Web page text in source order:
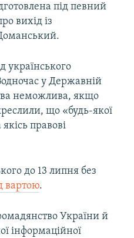
під певний
вихід із
українського
у Державній
неможлива, якщо
що «будь-якої
правові
до 13 липня без
вартою.
України й
інформаційної